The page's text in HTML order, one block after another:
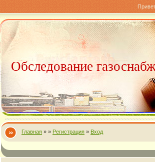
Обследование
Главная » » Регистрация » Вход